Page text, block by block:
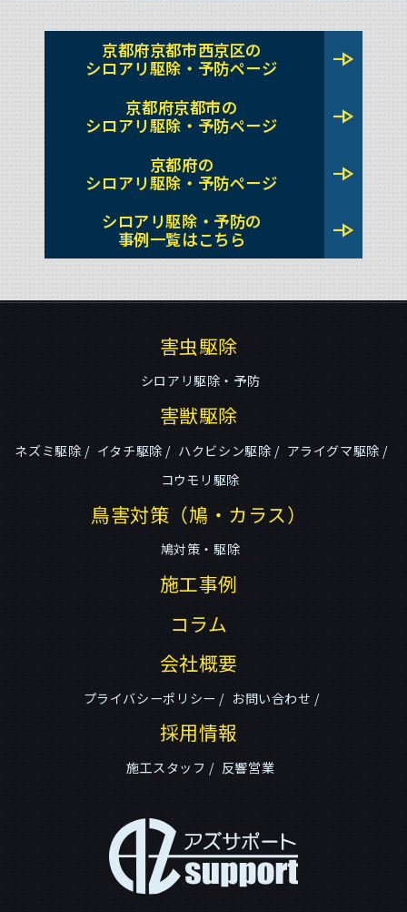
京都府京都市西京区の
シロアリ駆除・予防ページ
line_end_arrow
京都府京都市の
シロアリ駆除・予防ページ
line_end_arrow
京都府の
シロアリ駆除・予防ページ
line_end_arrow
シロアリ駆除・予防の
事例一覧はこちら
line_end_arrow
害虫駆除
シロアリ駆除・予防
害獣駆除
ネズミ駆除 イタチ駆除 ハクビシン駆除
アライグマ駆除
コウモリ駆除
鳥害対策（鳩・カラス）
鳩対策・駆除
施工事例
コラム
会社概要
プライバシーポリシー お問い合わせ
採用情報
施工スタッフ 反響営業